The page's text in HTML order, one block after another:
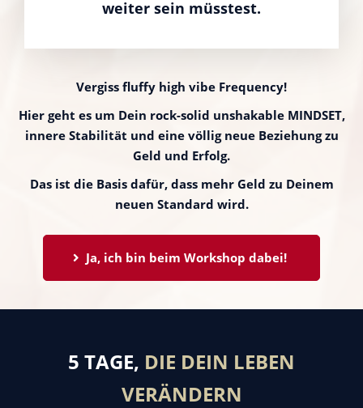
weiter sein müsstest.
Vergiss fluffy high vibe Frequency!
Hier geht es um Dein rock-solid unshakable MINDSET,
innere Stabilität und eine völlig neue Beziehung zu
Geld und Erfolg.
Das ist die Basis dafür, dass mehr Geld zu Deinem
neuen Standard wird.
Ja, ich bin beim Workshop dabei!
5 TAGE, DIE DEIN LEBEN
VERÄNDERN